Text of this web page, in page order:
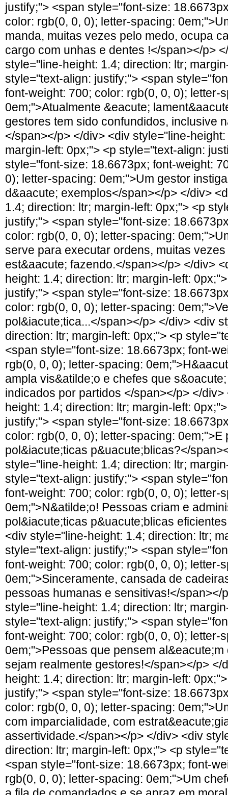
justify;"> <span style="font-size:
color: rgb(0, 0, 0); letter-spacing:
manda, muitas vezes pelo medo, ocupa
cargo com unhas e dentes !</span></p>
style="line-height: 1.4; direction: ltr;
style="text-align: justify;"> <span
font-weight: 700; color: rgb(0, 0, 0); letter-
0em;">Atualmente &eacute;
gestores tem sido confundidos, inclusive
</span></p> </div> <div style="line-
margin-left: 0px;"> <p style="text-align:
style="font-size: 18.6673px; font-weight:
0); letter-spacing: 0em;">Um gestor
d&aacute; exemplos</span></p> </div>
1.4; direction: ltr; margin-left: 0px;"> <p
justify;"> <span style="font-size:
color: rgb(0, 0, 0); letter-spacing:
serve para executar ordens, muitas
est&aacute; fazendo.</span></p> </div>
height: 1.4; direction: ltr; margin-left:
justify;"> <span style="font-size:
color: rgb(0, 0, 0); letter-spacing:
pol&iacute;tica...</span></p> </div> <div
direction: ltr; margin-left: 0px;"> <p
<span style="font-size: 18.6673px; font-
rgb(0, 0, 0); letter-spacing:
ampla vis&atilde;o e chefes que
indicados por partidos </span></p> </
height: 1.4; direction: ltr; margin-left:
justify;"> <span style="font-size:
color: rgb(0, 0, 0); letter-spacing: 0em;">E
pol&iacute;ticas p&uacute;blicas?</
style="line-height: 1.4; direction: ltr;
style="text-align: justify;"> <span
font-weight: 700; color: rgb(0, 0, 0); letter-
0em;">N&atilde;o! Pessoas criam e
pol&iacute;ticas p&uacute;blicas
<div style="line-height: 1.4; direction: ltr;
style="text-align: justify;"> <span
font-weight: 700; color: rgb(0, 0, 0); letter-
0em;">Sinceramente, cansada de
pessoas humanas e sensitivas!</span></
style="line-height: 1.4; direction: ltr;
style="text-align: justify;"> <span
font-weight: 700; color: rgb(0, 0, 0); letter-
0em;">Pessoas que pensem
sejam realmente gestores!</span></p> </
height: 1.4; direction: ltr; margin-left:
justify;"> <span style="font-size:
color: rgb(0, 0, 0); letter-spacing:
com imparcialidade, com
assertividade.</span></p> </div> <div
direction: ltr; margin-left: 0px;"> <p
<span style="font-size: 18.6673px; font-
rgb(0, 0, 0); letter-spacing: 0em;">Um